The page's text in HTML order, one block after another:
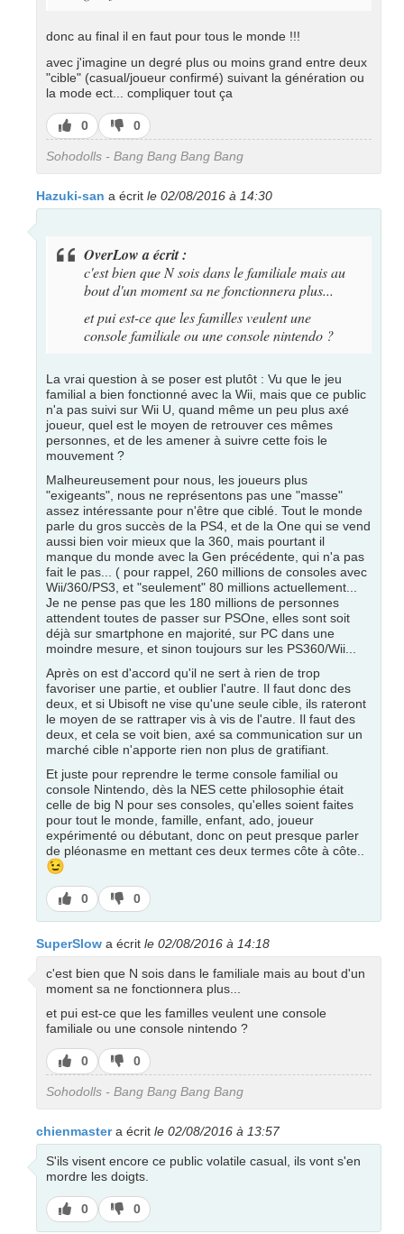
donc au final il en faut pour tous le monde !!!
avec j'imagine un degré plus ou moins grand entre deux
"cible" (casual/joueur confirmé) suivant la génération ou
la mode ect... compliquer tout ça
J’aime
0
J’aime
pas
0
Sohodolls - Bang Bang Bang Bang
Hazuki-san a écrit le 02/08/2016 à 14:30
OverLow a écrit :
c'est bien que N sois dans le familiale mais au
bout d'un moment sa ne fonctionnera plus...
et pui est-ce que les familles veulent une
console familiale ou une console nintendo ?
La vrai question à se poser est plutôt : Vu que le jeu
familial a bien fonctionné avec la Wii, mais que ce public
n'a pas suivi sur Wii U, quand même un peu plus axé
joueur, quel est le moyen de retrouver ces mêmes
personnes, et de les amener à suivre cette fois le
mouvement ?
Malheureusement pour nous, les joueurs plus
"exigeants", nous ne représentons pas une "masse"
assez intéressante pour n'être que ciblé. Tout le monde
parle du gros succès de la PS4, et de la One qui se vend
aussi bien voir mieux que la 360, mais pourtant il
manque du monde avec la Gen précédente, qui n'a pas
fait le pas... ( pour rappel, 260 millions de consoles avec
Wii/360/PS3, et "seulement" 80 millions actuellement...
Je ne pense pas que les 180 millions de personnes
attendent toutes de passer sur PSOne, elles sont soit
déjà sur smartphone en majorité, sur PC dans une
moindre mesure, et sinon toujours sur les PS360/Wii...
Après on est d'accord qu'il ne sert à rien de trop
favoriser une partie, et oublier l'autre. Il faut donc des
deux, et si Ubisoft ne vise qu'une seule cible, ils rateront
le moyen de se rattraper vis à vis de l'autre. Il faut des
deux, et cela se voit bien, axé sa communication sur un
marché cible n'apporte rien non plus de gratifiant.
Et juste pour reprendre le terme console familial ou
console Nintendo, dès la NES cette philosophie était
celle de big N pour ses consoles, qu'elles soient faites
pour tout le monde, famille, enfant, ado, joueur
expérimenté ou débutant, donc on peut presque parler
de pléonasme en mettant ces deux termes côte à côte..
😉
J’aime
0
J’aime
pas
0
SuperSlow a écrit le 02/08/2016 à 14:18
c'est bien que N sois dans le familiale mais au bout d'un
moment sa ne fonctionnera plus...
et pui est-ce que les familles veulent une console
familiale ou une console nintendo ?
J’aime
0
J’aime
pas
0
Sohodolls - Bang Bang Bang Bang
chienmastera écrit le 02/08/2016 à 13:57
S'ils visent encore ce public volatile casual, ils vont s'en
mordre les doigts.
J’aime
0
J’aime
pas
0